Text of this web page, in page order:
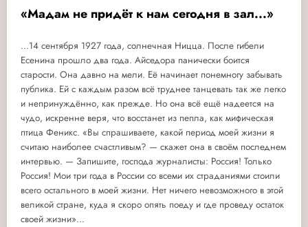
«Мадам не придёт к нам сегодня в зал...»
...14 сентября 1927 года, солнечная Ницца. После гибели
Есенина прошло два года. Айседора панически боится
старости. Она давно на мели. Её начинает понемногу забывать
публика. Ей с каждым разом всё труднее танцевать так же легко
и непринуждённо, как прежде. Но она всё ещё надеется на
чудо, искренне веря, что восстанет из пепла, как мифическая
птица Феникс. «Вы спрашиваете, какой период моей жизни я
считаю наиболее счастливым? — скажет она в своём последнем
интервью. — Запишите, господа журналисты: Россия! Только
Россия! Мои три года в России со всеми их страданиями стоили
всего остального в моей жизни. Нет ничего невозможного в этой
великой стране, куда я скоро опять поеду и где проведу остаток
своей жизни»...